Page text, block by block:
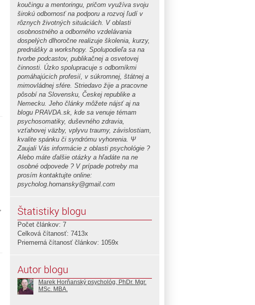
koučingu a mentoringu, pričom využíva svoju
širokú odbornosť na podporu a rozvoj ľudí v
rôznych životných situáciách. V oblasti
osobnostného a odborného vzdelávania
dospelých dlhoročne realizuje školenia, kurzy,
prednášky a workshopy. Spolupodieľa sa na
tvorbe podcastov, publikačnej a osvetovej
činnosti. Úzko spolupracuje s odborníkmi
pomáhajúcich profesií, v súkromnej, štátnej a
mimovládnej sfére. Striedavo žije a pracovne
pôsobí na Slovensku, Českej republike a
Nemecku. Jeho články môžete nájsť aj na
blogu PRAVDA.sk, kde sa venuje témam
psychosomatiky, duševného zdravia,
vzťahovej väzby, vplyvu traumy, závislostiam,
kvalite spánku či syndrómu vyhorenia. Ψ
Zaujali Vás informácie z oblasti psychológie ?
Alebo máte ďalšie otázky a hľadáte na ne
osobné odpovede ? V prípade potreby ma
prosím kontaktujte online:
psycholog.hornansky@gmail.com
Štatistiky blogu
Počet článkov: 7
Celková čítanosť: 7413x
Priemerná čítanosť článkov: 1059x
Autor blogu
Marek Horňanský psychológ, PhDr. Mgr.
MSc. MBA.